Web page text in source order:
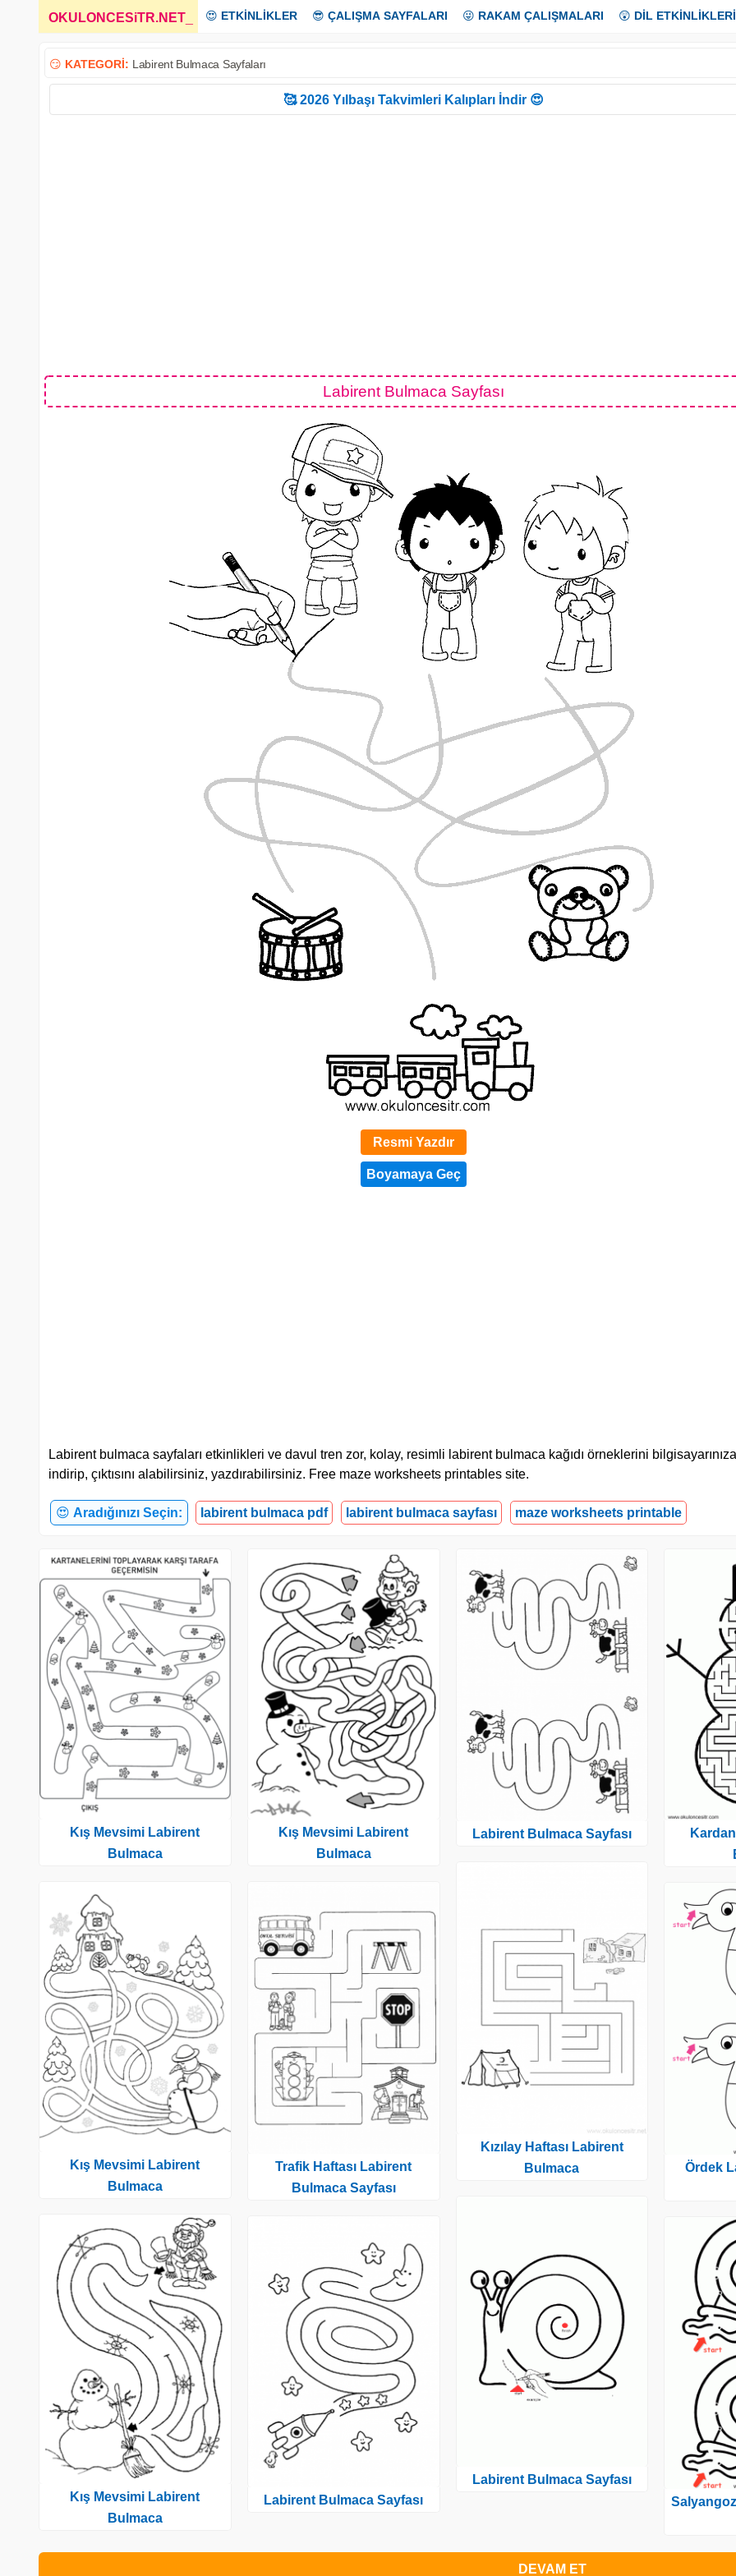
OKULONCESiTR.NET 😍 ETKİNLİKLER 😎 ÇALIŞMA SAYFALARI 😜 RAKAM ÇALIŞMALARI 😲 DİL ETKİNLİKLERİ
😏 KATEGORİ: Labirent Bulmaca Sayfaları
🥰 2026 Yılbaşı Takvimleri Kalıpları İndir 😍
Labirent Bulmaca Sayfası
Resmi Yazdır
Labirent bulmaca sayfaları etkinlikleri ve davul tren zor, kolay, resimli labirent bulmaca kağıdı örneklerini bilgisayarınıza
indirip, çıktısını alabilirsiniz, yazdırabilirsiniz. Free maze worksheets printables site.
😍 Aradığınızı Seçin: labirent bulmaca pdf labirent bulmaca sayfası maze worksheets printable
Kış Mevsimi Labirent
Bulmaca
Kış Mevsimi Labirent
Bulmaca
Kış Mevsimi Labirent
Bulmaca
Kış Mevsimi Labirent
Bulmaca
Trafik Haftası Labirent
Bulmaca Sayfası
Labirent Bulmaca Sayfası
Labirent Bulmaca Sayfası
Kızılay Haftası Labirent
Bulmaca
Labirent Bulmaca Sayfası
Ördek
DEVAM ET